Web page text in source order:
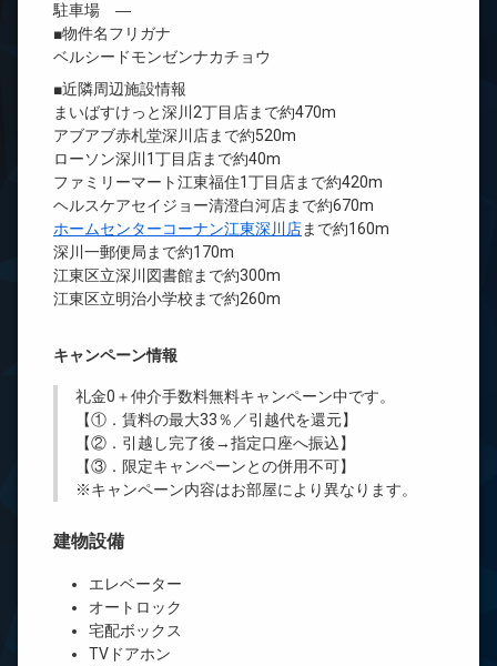
駐車場 ―
■物件名フリガナ
ベルシードモンゼンナカチョウ
■近隣周辺施設情報
まいばすけっと深川2丁目店まで約470m
アブアブ赤札堂深川店まで約520m
ローソン深川1丁目店まで約40m
ファミリーマート江東福住1丁目店まで約420m
ヘルスケアセイジョー清澄白河店まで約670m
ホームセンターコーナン江東深川店まで約160m
深川一郵便局まで約170m
江東区立深川図書館まで約300m
江東区立明治小学校まで約260m
キャンペーン情報
礼金0 ＋仲介手数料無料キャンペーン中です。
【①．賃料の最大33％／引越代を還元】
【②．引越し完了後→指定口座へ振込】
【③．限定キャンペーンとの併用不可】
※キャンペーン内容はお部屋により異なります。
建物設備
エレベーター
オートロック
宅配ボックス
TVドアホン